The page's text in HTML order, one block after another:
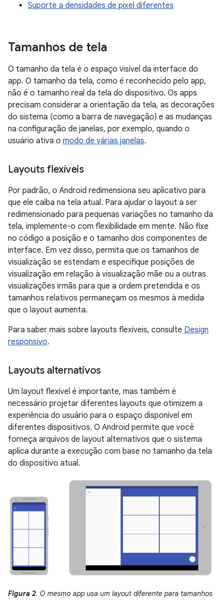
Suporte a densidades de pixel diferentes
Tamanhos de tela
O tamanho da tela é o espaço visível da interface do
app. O tamanho da tela, como é reconhecido pelo app,
não é o tamanho real da tela do dispositivo. Os apps
precisam considerar a orientação da tela, as decorações
do sistema (como a barra de navegação) e as mudanças
na configuração de janelas, por exemplo, quando o
usuário ativa o modo de várias janelas.
Layouts flexíveis
Por padrão, o Android redimensiona seu aplicativo para
que ele caiba na tela atual. Para ajudar o layout a ser
redimensionado para pequenas variações no tamanho da
tela, implemente-o com flexibilidade em mente. Não fixe
no código a posição e o tamanho dos componentes de
interface. Em vez disso, permita que os tamanhos de
visualização se estendam e especifique posições de
visualização em relação à visualização mãe ou a outras
visualizações irmãs para que a ordem pretendida e os
tamanhos relativos permaneçam os mesmos à medida
que o layout aumenta.
Para saber mais sobre layouts flexíveis, consulte Design
responsivo.
Layouts alternativos
Um layout flexível é importante, mas também é
necessário projetar diferentes layouts que otimizem a
experiência do usuário para o espaço disponível em
diferentes dispositivos. O Android permite que você
forneça arquivos de layout alternativos que o sistema
aplica durante a execução com base no tamanho da tela
do dispositivo atual.
Figura 2. O mesmo app usa um layout diferente para tamanhos